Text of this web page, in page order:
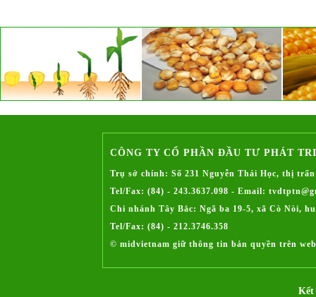
Những giống ngô vượt qua 'tâm bão'
Bài viết "Người đẹp dịu êm" trên báo
Nông nghiệp ra ngày 11 tháng 01 năm
2017
Hội nghị đầu bờ giống ngô lai LVN669 tại
xã Xuân Minh, huyện Thọ Xuân, tỉnh
Quảng bá sản phẩm thông qua hội chợ
Các bước quan trọng cần chú ý trong quá
trình chuẩn bị tham gia hội chợ
CÔNG TY CỔ PHẦN ĐẦU TƯ PHÁT
Trụ sở chính: Số 231 Nguyễn Thái Học, thị
Tel/Fax: (84) - 243.3637.098 - Email:
Chi nhánh Tây Bắc: Ngã ba 19-5, xã Cò Nòi,
Tel/Fax: (84) - 212.3746.358
© midvietnam giữ thông tin bản quyền trên
Kết